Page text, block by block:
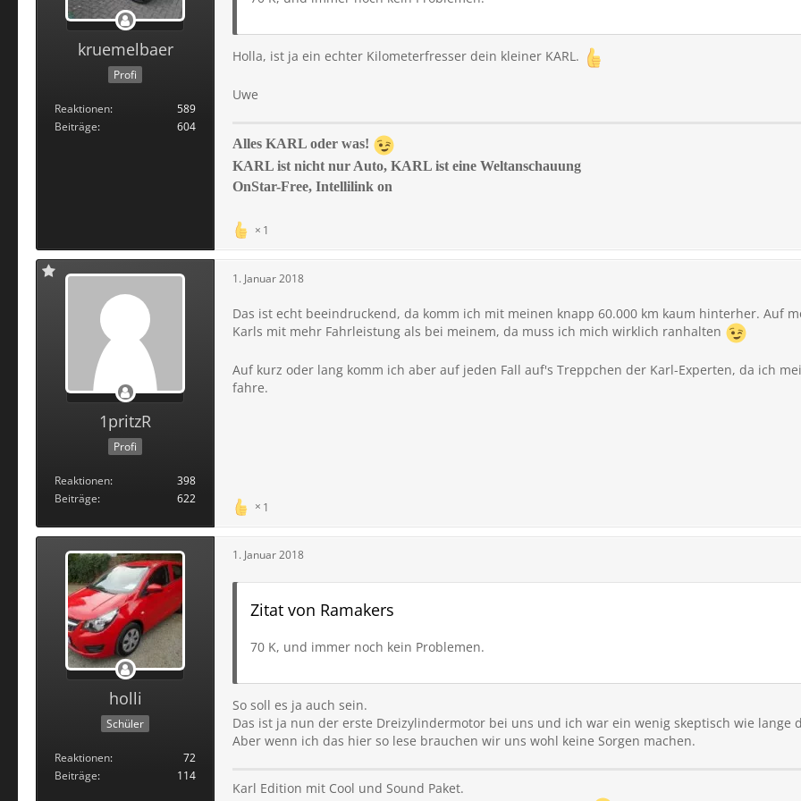
kruemelbaer
Profi
Reaktionen
589
Beiträge
604
Holla, ist ja ein echter Kilometerfresser dein kleiner KARL.
Uwe
Alles KARL oder was!
KARL ist nicht nur Auto, KARL ist eine Weltanschauung
OnStar-Free, Intellilink on
1
1pritzR
Profi
Reaktionen
398
Beiträge
622
1. Januar 2018
Das ist echt beeindruckend, da komm ich mit meinen knapp 60.000 km kaum hinterher. Auf
Karls mit mehr Fahrleistung als bei meinem, da muss ich mich wirklich ranhalten
Auf kurz oder lang komm ich aber auf jeden Fall auf's Treppchen der Karl-Experten, da ich
fahre.
1
holli
Schüler
Reaktionen
72
Beiträge
114
1. Januar 2018
Zitat von Ramakers
70 K, und immer noch kein Problemen.
So soll es ja auch sein.
Das ist ja nun der erste Dreizylindermotor bei uns und ich war ein wenig skeptisch wie lange
Aber wenn ich das hier so lese brauchen wir uns wohl keine Sorgen machen.
Karl Edition mit Cool und Sound Paket.